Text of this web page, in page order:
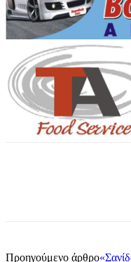
Προηγούμενο άρθρο